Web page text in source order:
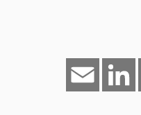
Email